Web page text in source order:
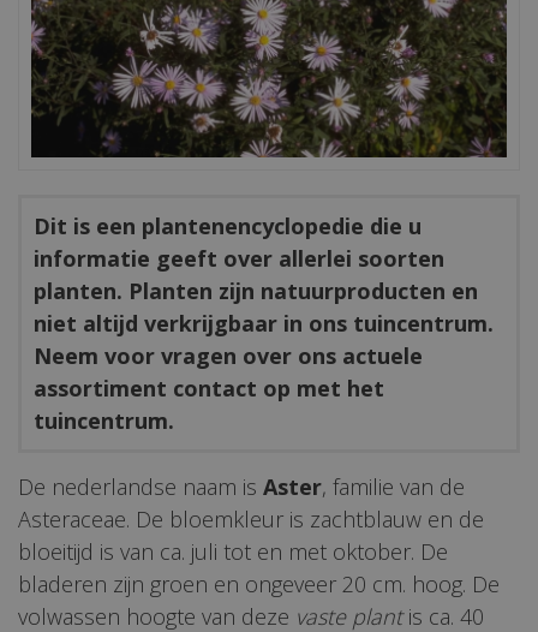
Dit is een plantenencyclopedie die u
informatie geeft over allerlei soorten
planten. Planten zijn natuurproducten en
niet altijd verkrijgbaar in ons tuincentrum.
Neem voor vragen over ons actuele
assortiment contact op met het
tuincentrum.
De nederlandse naam is Aster, familie van de
Asteraceae. De bloemkleur is zachtblauw en de
bloeitijd is van ca. juli tot en met oktober. De
bladeren zijn groen en ongeveer 20 cm. hoog. De
volwassen hoogte van deze vaste plantis ca. 40